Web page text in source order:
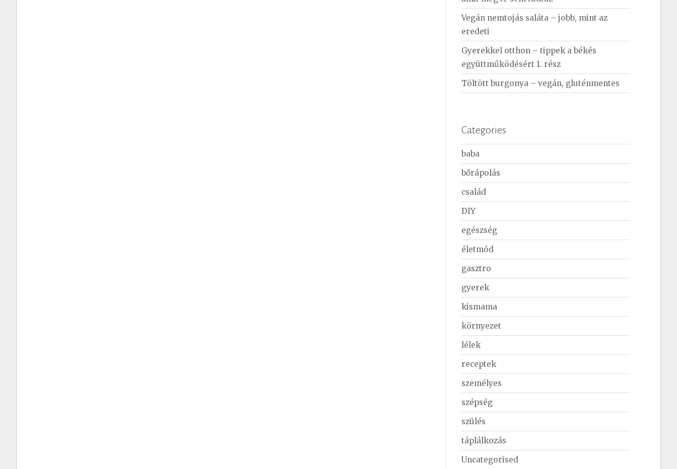
Vegán nemtojás saláta – jobb, mint az
eredeti
Gyerekkel otthon – tippek a békés
együttműködésért 1. rész
Töltött burgonya – vegán, gluténmentes
Categories
baba
bőrápolás
család
DIY
egészség
életmód
gasztro
gyerek
kismama
környezet
lélek
receptek
személyes
szépség
szülés
táplálkozás
Uncategorised